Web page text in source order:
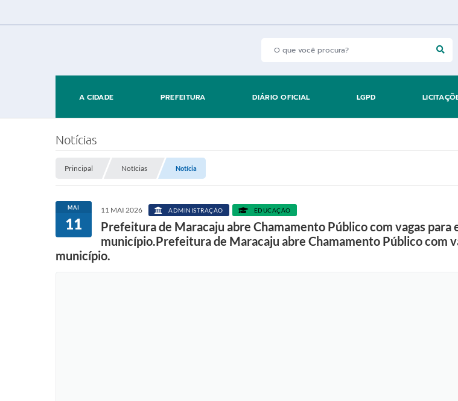
A CIDADE PREFEITURA DIÁRIO OFICIAL LGPD
Notícias
Principal Notícias Notícia
MAI
11
11 MAI 2026 ADMINISTRAÇÃO EDUCAÇÃO
Prefeitura de Maracaju abre Chamamento Público com vagas para
município.Prefeitura de Maracaju abre Chamamento Público com
município.